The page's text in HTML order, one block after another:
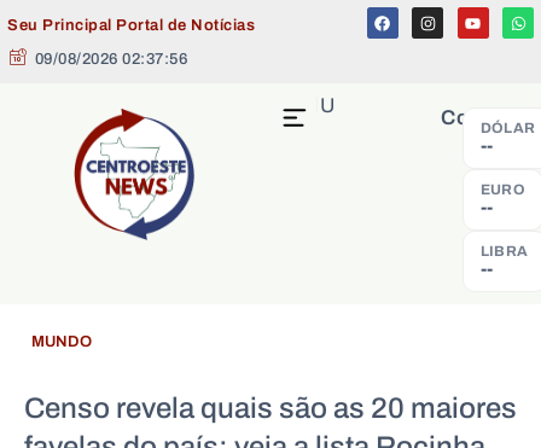
Seu Principal Portal de Notícias
09/08/2026 02:37:57
Cotação
DÓLAR
--
EURO
--
LIBRA
--
MENU
MUNDO
Censo revela quais são as 20 maiores